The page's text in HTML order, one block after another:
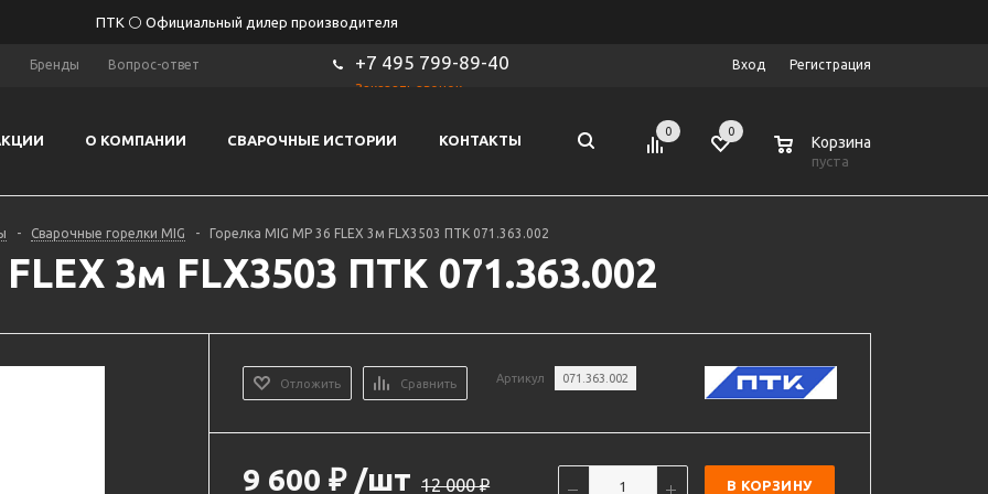
ПТК ⚪ Официальный дилер производителя
Бренды Вопрос-ответ +7 495 799-89-40
Заказать звонок
Вход Регистрация
О КОМПАНИИ СВАРОЧНЫЕ ИСТОРИИ КОНТАКТЫ
0 0
Корзина
пуста
- Сварочные горелки MIG - Горелка MIG MP 36 FLEX 3м FLX3503 ПТК 071.363.002
3м FLX3503 ПТК 071.363.002
Отложить Сравнить Артикул 071.363.002
9 600 ₽ /шт 12 000₽ В КОРЗИНУ